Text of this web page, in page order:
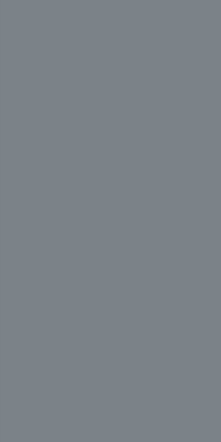
Agua 91 g drenado,